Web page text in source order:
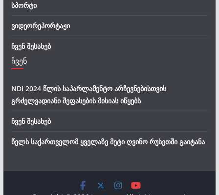
სპორტი
ვიდეორეპორტაჟი
ჩვენ შესახებ
ჩვენ
NDI 2024 წლის საპარლამენტო არჩევნებისთვის
გრძელვადიანი შეფასების მისიას იწყებს
ჩვენ შესახებ
წელს საქართველომ ყველაზე მეტი ღვინო რუსეთში გაიტანა